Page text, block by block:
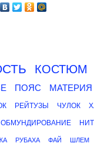
КОСТЮМ
ПОЯС МАТЕРИЯ
РЕЙТУЗЫ ЧУЛОК
ОБМУНДИРОВАНИЕ
РУБАХА ФАЙ ШЛЕМ